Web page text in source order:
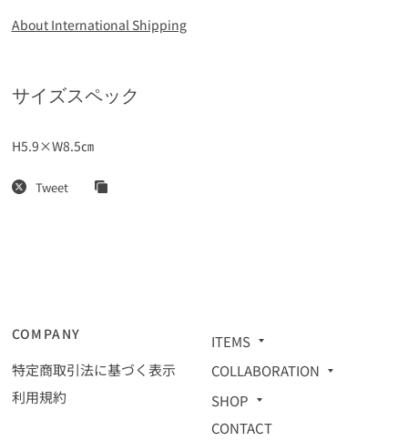
About International Shipping
サイズスペック
H5.9×W8.5㎝
Tweet
COMPANY
特定商取引法に基づく表示
利用規約
ITEMS
COLLABORATION
SHOP
CONTACT